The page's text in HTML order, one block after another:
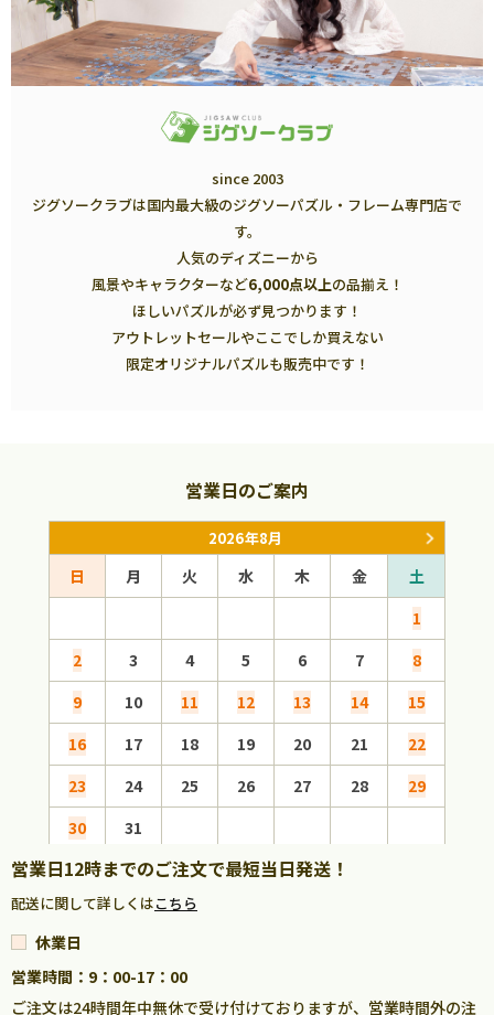
since 2003
ジグソークラブは国内最大級のジグソーパズル・フレーム専門店で
す。
人気のディズニーから
風景やキャラクターなど6,000点以上の品揃え！
ほしいパズルが必ず見つかります！
アウトレットセールやここでしか買えない
限定オリジナルパズルも販売中です！
営業日のご案内
2026年8月
日 月 火 水 木 金
土
1
2
3 4 5 6 7
8
9
10 11 12 13 14
15
16
17 18 19 20 21
22
23
24 25 26 27 28
29
30
31
営業日12時までのご注文で最短当日発送！
配送に関して詳しくはこちら
休業日
営業時間：9：00-17：00
ご注文は24時間年中無休で受け付けておりますが、営業時間外の注